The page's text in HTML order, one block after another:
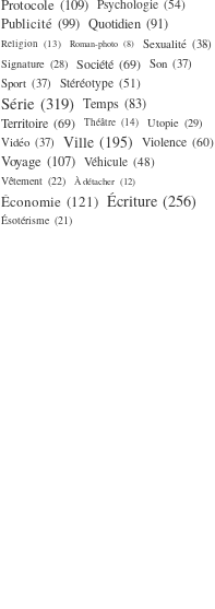
Protocole (109) Psychologie (54)
Publicité (99) Quotidien (91)
Religion (13) Roman-photo (8) Sexualité (38)
Signature (28) Société (69) Son (37)
Sport (37) Stéréotype (51)
Série (319) Temps (83)
Territoire (69) Théâtre (14) Utopie (29)
Vidéo (37) Ville (195) Violence (60)
Voyage (107) Véhicule (48)
Vêtement (22) À détacher (12)
Économie (121) Écriture (256)
Ésotérisme (21)